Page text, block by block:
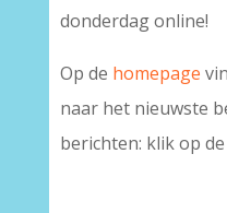
donderdag online!
Op de homepage
naar het nieuwste
berichten: klik op